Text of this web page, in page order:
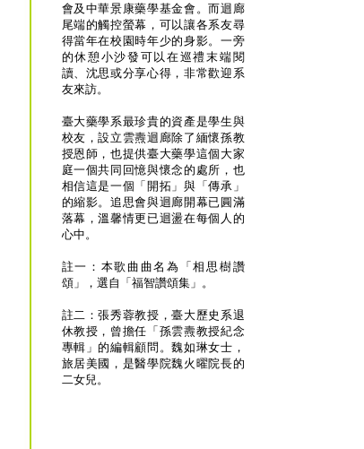
會及中華景康藥學基金會。而迴廊
尾端的觸控螢幕，可以讓各系友尋
得當年在校園時年少的身影。一旁
的休憩小沙發可以在巡禮末端閱
讀、沈思或分享心得，非常歡迎系
友來訪。
臺大藥學系最珍貴的資產是學生與
校友，設立雲燾迴廊除了緬懷孫教
授恩師，也提供臺大藥學這個大家
庭一個共同回憶與懷念的處所，也
相信這是一個「開拓」與「傳承」
的縮影。追思會與迴廊開幕已圓滿
落幕，溫馨情更已迴盪在每個人的
心中。
註一：本歌曲曲名為「相思樹讚
頌」，選自「福智讚頌集」。
註二：張秀蓉教授，臺大歷史系退
休教授，曾擔任「孫雲燾教授紀念
專輯」的編輯顧問。魏如琳女士，
旅居美國，是醫學院魏火曜院長的
二女兒。